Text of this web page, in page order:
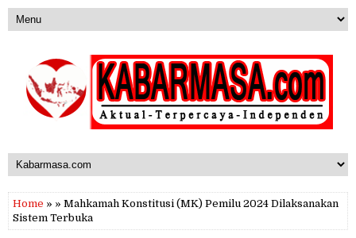
Home » » Mahkamah Konstitusi (MK) Pemilu 2024 Dilaksanakan
Sistem Terbuka